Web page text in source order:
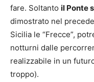
fare. Soltanto il Ponte
dimostrato nel
Sicilia le “Frecce”,
notturni dalle
realizzabile in un
troppo).